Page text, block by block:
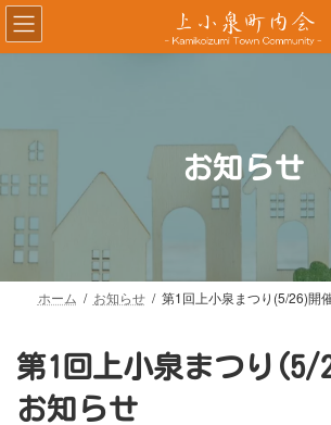
コ
ン
テ
ッ
ナ
ビ
ゲ
移
お知らせ
ホーム お知らせ 第1回上小泉まつり(5/26)開
第1回上小泉まつり(5/
お知らせ